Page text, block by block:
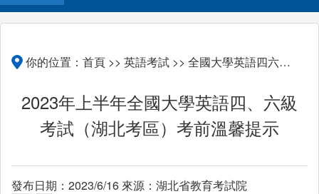
你的位置： 首頁 >> 英語考試 >> 全國大學英語四六級考試
2023年上半年全國大學英語四、六級
考試（湖北考區）考前溫馨提示
發布日期：2023/6/16 來源：湖北省教育考試院